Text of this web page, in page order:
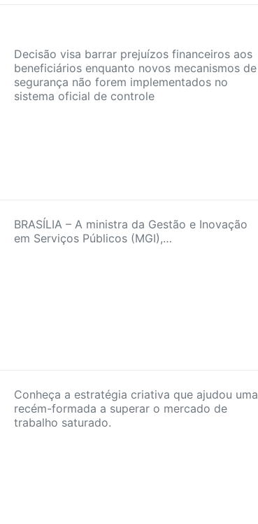
Decisão visa barrar prejuízos financeiros aos
beneficiários enquanto novos mecanismos de
segurança não forem implementados no
sistema oficial de controle
BRASÍLIA – A ministra da Gestão e Inovação
em Serviços Públicos (MGI),…
Conheça a estratégia criativa que ajudou uma
recém-formada a superar o mercado de
trabalho saturado.